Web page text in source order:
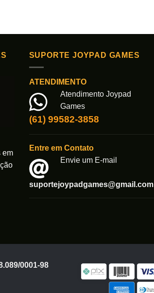
em
SUPORTE JOYPAD GAMES
ATENDIMENTO
Atendimento Joypad
Games
(61) 99582-3858
Entre em Contato
Envie um E-mail
suportejoypadgames@gmail.com
0001-98